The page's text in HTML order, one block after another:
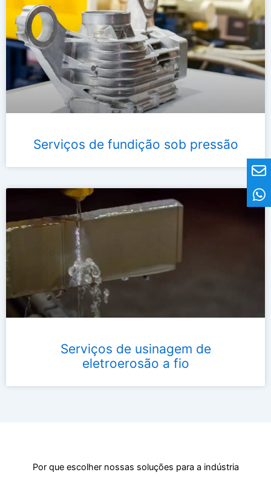
Serviços de fundição sob pressão
Serviços de usinagem de
eletroerosão a fio
Por que escolher nossas soluções para a indústria